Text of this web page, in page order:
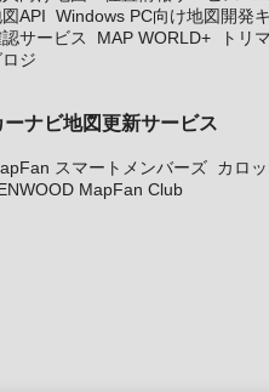
API Windows PC向け地図開発
サービス
MAP WORLD+ トリ
ジ
ーナビ地図更新サービス
スマートメンバーズ カロ
MapFan Club